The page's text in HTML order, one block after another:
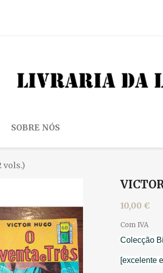
SOBRE NÓS
vols.)
10,00 €
Com IVA
Colecção
[excelente